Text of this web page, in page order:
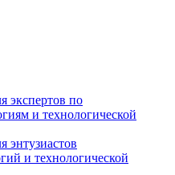
экспертов по
и технологической
энтузиастов
и технологической